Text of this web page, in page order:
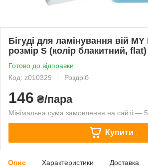
Бігуді для ламінування вій
розмір S (колір блакитний, flat)
Готово до відправки
Код: z010329
Роздріб
146 ₴/пара
Мінімальна сума замовлення на сайті —
Купити
Опис Характеристики Доставка